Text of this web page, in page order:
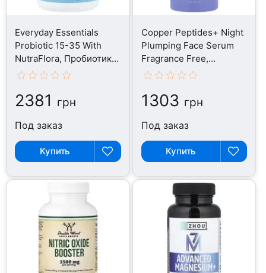
Everyday Essentials
Probiotic 15-35 With
NutraFlora, Пробиотики,
240 капсул
2381 грн
Под заказ
Купить
Copper Peptides+ Night
Plumping Face Serum
Fragrance Free,
Сыворотка, 30 мл
1303 грн
Под заказ
Купить